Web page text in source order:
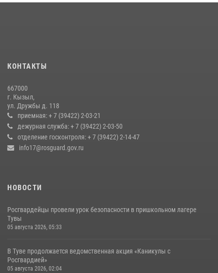
Кызылчанин поблагодарил сотрудников Росгвардии за
17 июля 2026, 07:22
Росгвардия обеспечила общественную безопасность во время
праздника Наадым-2026 в Туве
27 июля 2026, 07:56 3
КОНТАКТЫ
667000
г. Кызыл,
ул. Дружбы д. 118
приемная: + 7 (39422) 2-03-21
дежурная служба: + 7 (39422) 2-03-50
отделение госконтроля: + 7 (39422) 2-14-47
info17@rosguard.gov.ru
НОВОСТИ
Росгвардейцы провели урок безопасности в пришкольном лагере
Тувы
05 августа 2026, 05:33
В Туве продолжается ведомственная акция «Каникулы с
Росгвардией»
05 августа 2026, 02:04